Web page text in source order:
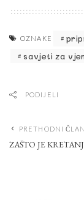
OZNAKE
savjeti za
PODIJELI
PRETHODNI
ZAŠTO JE